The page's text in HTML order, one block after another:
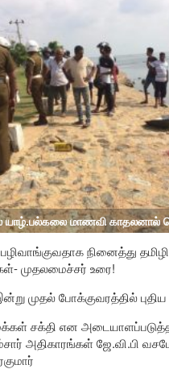
யாழ்.பல்கலை மாணவி
நினைத்து
முதலமைச்சர் உரை!
முதல் போக்குவரத்தில்
சக்தி என
அதிகாரங்கள் ஜே.வி.பி